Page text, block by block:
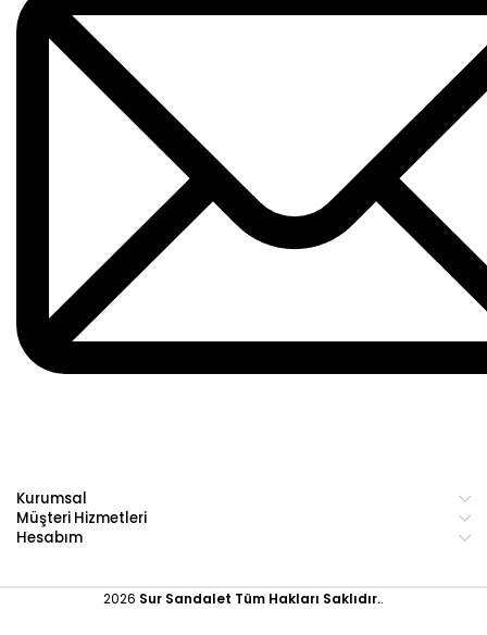
Kurumsal
Müşteri Hizmetleri
Hesabım
2026 Sur Sandalet Tüm Hakları Saklıdır..